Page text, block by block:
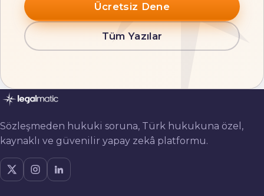
Ücretsiz Dene
Tüm Yazılar
Sözleşmeden hukuki soruna, Türk hukukuna özel,
kaynaklı ve güvenilir yapay zekâ platformu.